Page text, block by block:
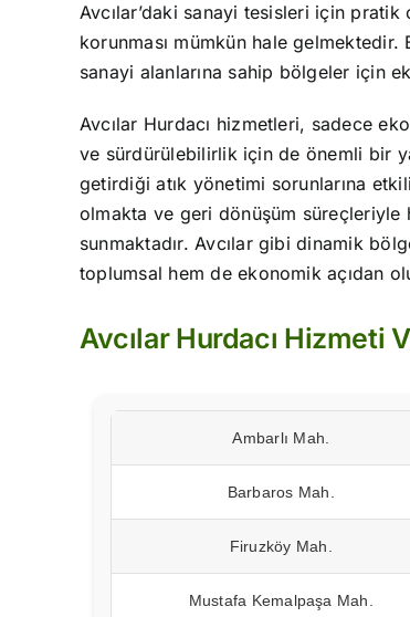
Avcılar’daki sanayi tesisleri için
korunması mümkün hale
sanayi alanlarına sahip bölgeler için
Avcılar Hurdacı hizmetleri, sadece
ve sürdürülebilirlik için de önemli bir
getirdiği atık yönetimi sorunlarına
olmakta ve geri dönüşüm süreçleriyle
sunmaktadır. Avcılar gibi dinamik
toplumsal hem de ekonomik açıdan
Avcılar Hurdacı Hizmeti
Ambarlı Mah.
Barbaros Mah.
Firuzköy Mah.
Mustafa Kemalpaşa Mah.